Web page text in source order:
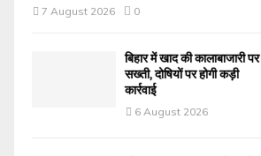
7 August 2026 0
बिहार में खाद की कालाबाजारी पर
सख्ती, दोषियों पर होगी कड़ी
कार्रवाई
6 August 2026